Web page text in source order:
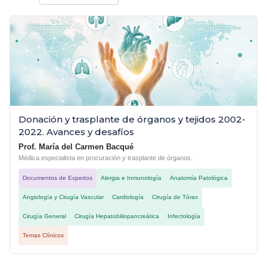
Donación y trasplante de órganos y tejidos 2002-
2022. Avances y desafíos
Prof. María del Carmen Bacqué
Médica especialista en procuración y trasplante de órganos.
Documentos de Expertos Alergia e Inmunología Anatomía Patológica
Angiología y Cirugía Vascular Cardiología Cirugía de Tórax
Cirugía General Cirugía Hepatobiliopancreática Infectología
Temas Clínicos